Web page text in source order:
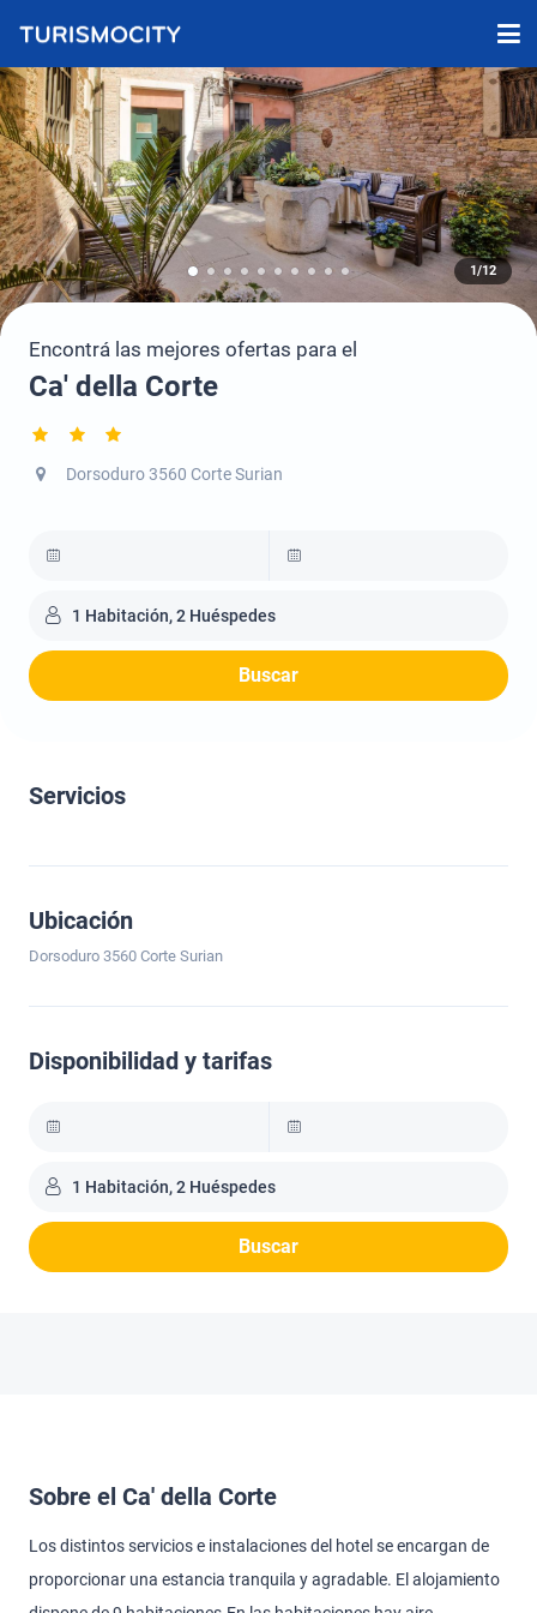
1/12
Encontrá las mejores ofertas para el
Ca' della Corte
Dorsoduro 3560 Corte Surian
1 Habitación, 2 Huéspedes
Buscar
Servicios
Ubicación
Dorsoduro 3560 Corte Surian
Disponibilidad y tarifas
1 Habitación, 2 Huéspedes
Buscar
Sobre el Ca' della Corte
Los distintos servicios e instalaciones del hotel se encargan de
proporcionar una estancia tranquila y agradable. El alojamiento